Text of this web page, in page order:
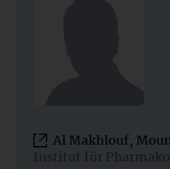
Al Makhlouf,
Institut für